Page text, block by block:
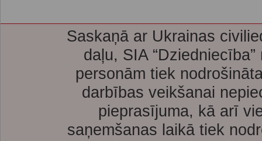
Saskaņā ar Ukrainas
daļu, SIA
personām tiek
darbības veikšanai
pieprasījuma, kā arī
saņemšanas laikā tiek